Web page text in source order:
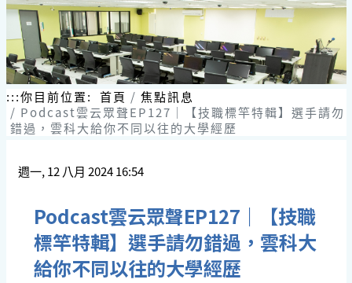
:::你目前位置: 首頁
焦點訊息
Podcast雲云眾聲EP127｜【技職標竿特輯】選手請勿
錯過，雲科大給你不同以往的大學經歷
週一, 12 八月 2024 16:54
Podcast雲云眾聲EP127｜【技職
標竿特輯】選手請勿錯過，雲科大
給你不同以往的大學經歷